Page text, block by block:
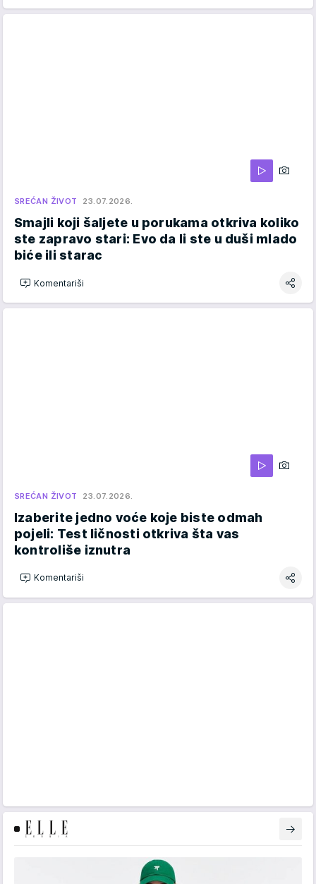
SREĆAN ŽIVOT 23.07.2026.
Smajli koji šaljete u porukama otkriva koliko
ste zapravo stari: Evo da li ste u duši mlado
biće ili starac
Komentariši
SREĆAN ŽIVOT 23.07.2026.
Izaberite jedno voće koje biste odmah
pojeli: Test ličnosti otkriva šta vas
kontroliše iznutra
Komentariši